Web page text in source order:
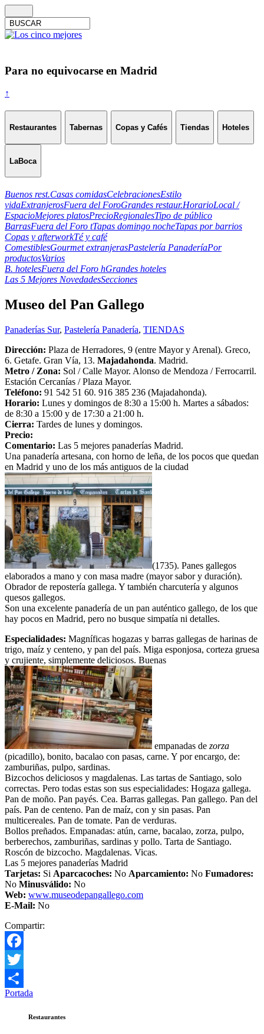
Para no equivocarse en Madrid
↑
Restaurantes Tabernas Copas y Cafés Tiendas Hoteles
LaBoca
Buenos rest.Casas comidasCelebracionesEstilo
vidaExtranjerosFuera del ForoGrandes restaur.HorarioLocal /
EspacioMejores platosPrecioRegionalesTipo de público
BarrasFuera del Foro tTapas domingo nocheTapas por barrios
Copas y afterworkTé y café
ComestiblesGourmet extranjerasPastelería PanaderíaPor
productosVarios
B. hotelesFuera del Foro hGrandes hoteles
Las 5 Mejores NovedadesSecciones
Museo del Pan Gallego
Panaderías Sur, Pastelería Panadería, TIENDAS
Dirección: Plaza de Herradores, 9 (entre Mayor y Arenal). Greco,
6. Getafe. Gran Vía, 13. Majadahonda. Madrid.
Metro / Zona: Sol / Calle Mayor. Alonso de Mendoza / Ferrocarril.
Estación Cercanías / Plaza Mayor.
Teléfono: 91 542 51 60. 916 385 236 (Majadahonda).
Horario: Lunes y domingos de 8:30 a 15:00 h. Martes a sábados:
de 8:30 a 15:00 y de 17:30 a 21:00 h.
Cierra: Tardes de lunes y domingos.
Precio:
Comentario: Las 5 mejores panaderías Madrid.
Una panadería artesana, con horno de leña, de los pocos que quedan
en Madrid y uno de los más antiguos de la ciudad
(1735). Panes gallegos
elaborados a mano y con masa madre (mayor sabor y duración).
Obrador de repostería gallega. Y también charcutería y algunos
quesos gallegos.
Son una excelente panadería de un pan auténtico gallego, de los que
hay pocos en Madrid, pero no busque simpatía ni detalles.
Especialidades: Magníficas hogazas y barras gallegas de harinas de
trigo, maíz y centeno, y pan del país. Miga esponjosa, corteza gruesa
y crujiente, simplemente deliciosos. Buenas
empanadas de zorza
(picadillo), bonito, bacalao con pasas, carne. Y por encargo, de:
zamburiñas, pulpo, sardinas.
Bizcochos deliciosos y magdalenas. Las tartas de Santiago, solo
correctas. Pero todas estas son sus especialidades: Hogaza gallega.
Pan de moño. Pan payés. Cea. Barras gallegas. Pan gallego. Pan del
país. Pan de centeno. Pan de maíz, con y sin pasas. Pan
multicereales. Pan de tomate. Pan de verduras.
Bollos preñados. Empanadas: atún, carne, bacalao, zorza, pulpo,
berberechos, zamburiñas, sardinas y pollo. Tarta de Santiago.
Roscón de bizcocho. Magdalenas. Vicas.
Las 5 mejores panaderías Madrid
Tarjetas: Si Aparcacoches: No Aparcamiento: No Fumadores:
No Minusválido: No
Web: www.museodepangallego.com
E-Mail: No
Compartir:
Facebook
Twitter
Compartir
Portada
Restaurantes